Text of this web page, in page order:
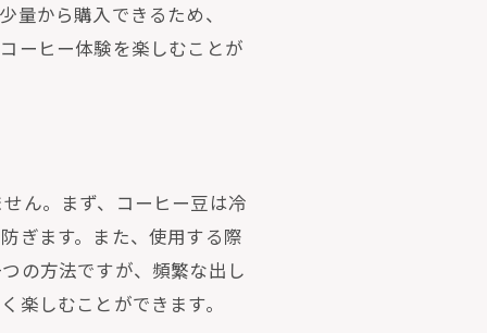
量から購入できるため、
ーヒー体験を楽しむことが
ん。まず、コーヒー豆は冷
ぎます。また、使用する際
の方法ですが、頻繁な出し
楽しむことができます。